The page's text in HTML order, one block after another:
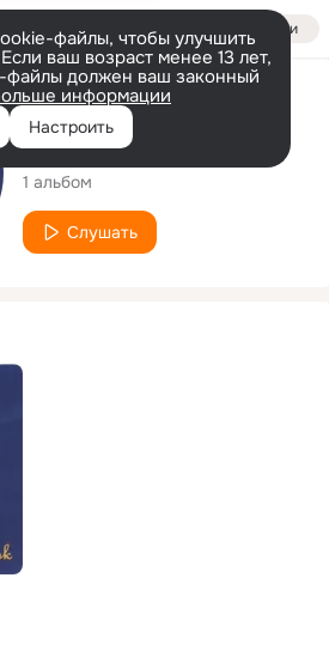
Войти
файлы, чтобы улучшить
ваш возраст менее 13 лет,
файлы должен ваш законный
информации
Настроить
Исполнитель
Sue Hart
1 альбом
Слушать